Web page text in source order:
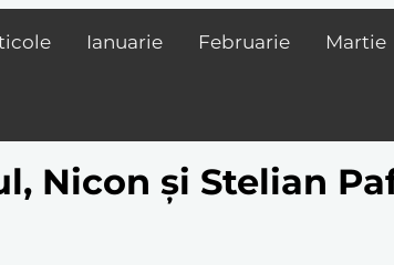
Ianuarie Februarie Martie
Nicon și Stelian